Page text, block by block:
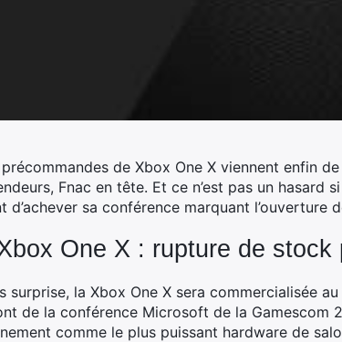
précommandes de Xbox One X viennent enfin
Fnac en tête. Et ce n’est pas un hasard
d’achever sa conférence marquant l’ouverture
One X : rupture de stock
surprise, la Xbox One X sera commercialisée
de la conférence Microsoft de la Gamescom
comme le plus puissant hardware de